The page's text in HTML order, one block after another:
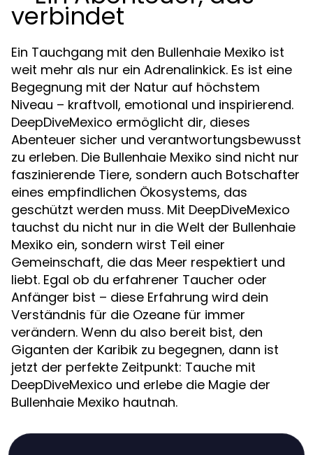
verbindet
Ein Tauchgang mit den Bullenhaie Mexiko ist
weit mehr als nur ein Adrenalinkick. Es ist eine
Begegnung mit der Natur auf höchstem
Niveau – kraftvoll, emotional und inspirierend.
DeepDiveMexico ermöglicht dir, dieses
Abenteuer sicher und verantwortungsbewusst
zu erleben. Die Bullenhaie Mexiko sind nicht nur
faszinierende Tiere, sondern auch Botschafter
eines empfindlichen Ökosystems, das
geschützt werden muss. Mit DeepDiveMexico
tauchst du nicht nur in die Welt der Bullenhaie
Mexiko ein, sondern wirst Teil einer
Gemeinschaft, die das Meer respektiert und
liebt. Egal ob du erfahrener Taucher oder
Anfänger bist – diese Erfahrung wird dein
Verständnis für die Ozeane für immer
verändern. Wenn du also bereit bist, den
Giganten der Karibik zu begegnen, dann ist
jetzt der perfekte Zeitpunkt: Tauche mit
DeepDiveMexico und erlebe die Magie der
Bullenhaie Mexiko hautnah.